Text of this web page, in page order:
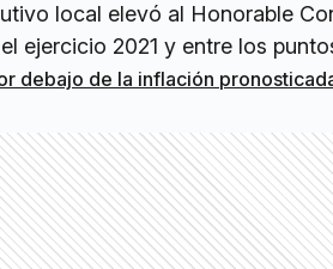
local elevó al Honorable
ejercicio 2021 y entre los
debajo de la inflación